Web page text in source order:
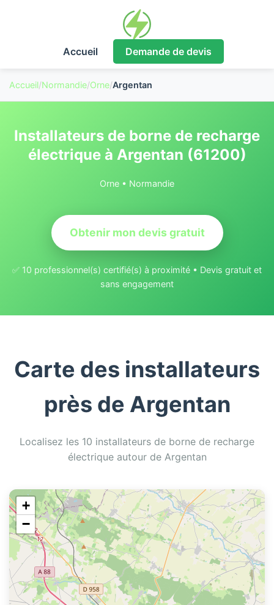
Accueil Demande de devis
Accueil/Normandie/Orne/Argentan
Installateurs de borne de recharge
électrique à Argentan (61200)
Orne • Normandie
Obtenir mon devis gratuit
✅ 10 professionnel(s) certifié(s) à proximité • Devis gratuit et
sans engagement
Carte des installateurs
près de Argentan
Localisez les 10 installateurs de borne de recharge
électrique autour de Argentan
+
−